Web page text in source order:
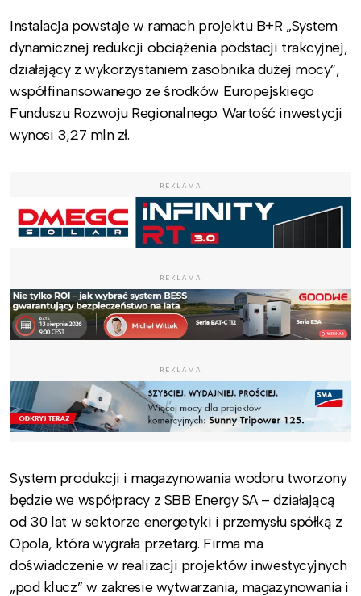
Instalacja powstaje w ramach projektu B+R „System
dynamicznej redukcji obciążenia podstacji trakcyjnej,
działający z wykorzystaniem zasobnika dużej mocy”,
współfinansowanego ze środków Europejskiego
Funduszu Rozwoju Regionalnego. Wartość inwestycji
wynosi 3,27 mln zł.
REKLAMA
REKLAMA
REKLAMA
System produkcji i magazynowania wodoru tworzony
będzie we współpracy z SBB Energy SA – działającą
od 30 lat w sektorze energetyki i przemysłu spółką z
Opola, która wygrała przetarg. Firma ma
doświadczenie w realizacji projektów inwestycyjnych
„pod klucz” w zakresie wytwarzania, magazynowania i